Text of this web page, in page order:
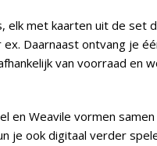
elk met kaarten uit de set
Daarnaast ontvang je
van voorraad en
en Weavile vormen
je ook digitaal verder